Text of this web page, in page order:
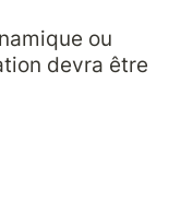
ou
devra être